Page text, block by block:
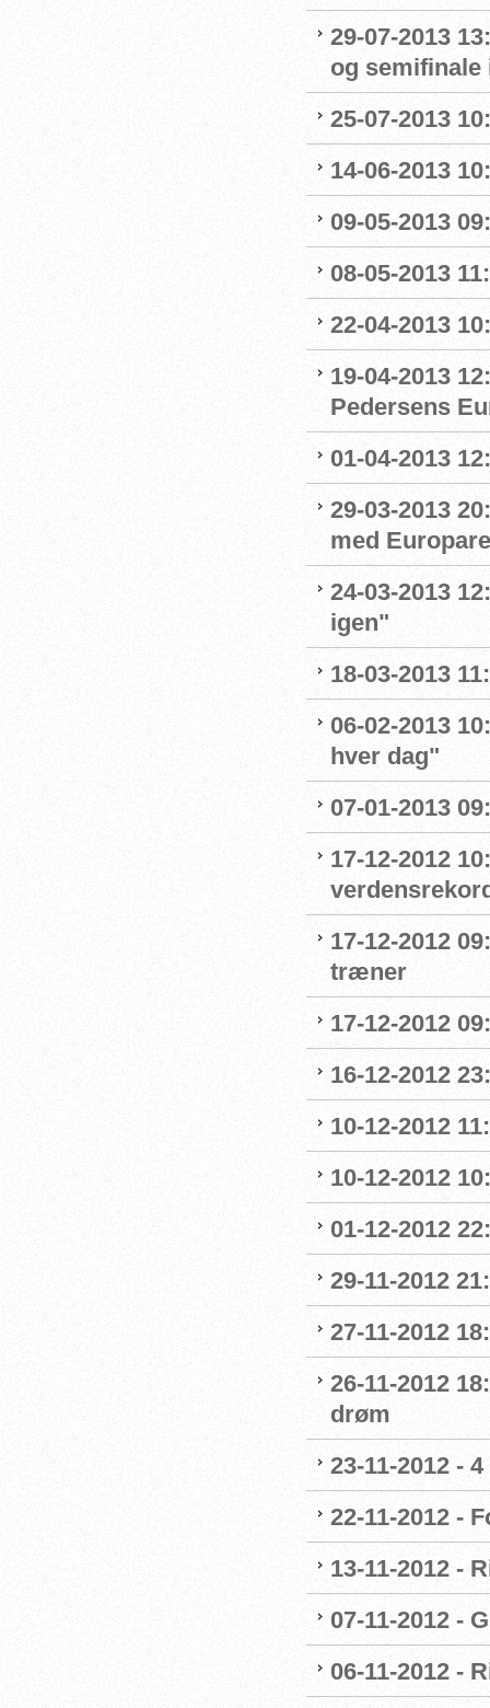
29-07-2013
og
25-07-2013
14-06-2013
09-05-2013
08-05-2013
22-04-2013
19-04-2013
Pedersens
01-04-2013
29-03-2013
med
24-03-2013
igen"
18-03-2013
06-02-2013
hver dag"
07-01-2013
17-12-2012
17-12-2012
træner
17-12-2012
16-12-2012
10-12-2012
10-12-2012
01-12-2012
29-11-2012
27-11-2012
26-11-2012
drøm
23-11-2012 -
22-11-2012 -
13-11-2012 -
07-11-2012 -
06-11-2012 -